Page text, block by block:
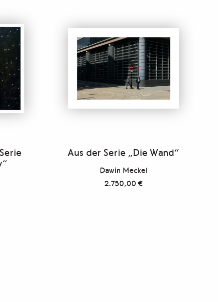
Aus der Serie „Die Wand“
Dawin Meckel
2.750,00€